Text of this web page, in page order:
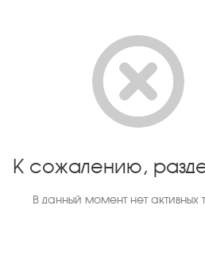
К сожалению,
В данный момент нет активных